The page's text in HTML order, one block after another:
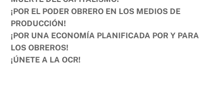
¡POR EL PODER OBRERO EN LOS MEDIOS DE
PRODUCCIÓN!
¡POR UNA ECONOMÍA PLANIFICADA POR Y PARA
LOS OBREROS!
¡ÚNETE A LA OCR!